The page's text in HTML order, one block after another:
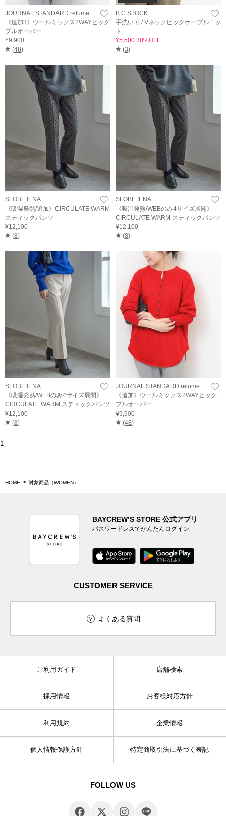
JOURNAL STANDARD relume
《追加3》ウールミックス2WAYビッグ
プルオーバー
¥9,900
(48)
B.C STOCK
手洗い可 / Vネックビックケーブルニッ
ト
¥5,500 30%OFF
(3)
SLOBE IENA
《吸湿発熱/追加》CIRCULATE WARM
スティックパンツ
¥12,100
(8)
SLOBE IENA
《吸湿発熱/WEBのみ4サイズ展開》
CIRCULATE WARM スティックパンツ
¥12,100
(8)
SLOBE IENA
《吸湿発熱/WEBのみ4サイズ展開》
CIRCULATE WARM スティックパンツ
¥12,100
(8)
JOURNAL STANDARD relume
《追加》ウールミックス2WAYビッグ
プルオーバー
¥9,900
(48)
1
HOME 対象商品（WOMEN）
BAYCREW’S STORE 公式アプリ
パスワードレスでかんたんログイン
CUSTOMER SERVICE
よくある質問
ご利用ガイド 店舗検索
採用情報 お客様対応方針
利用規約 企業情報
個人情報保護方針 特定商取引法に基づく表記
FOLLOW US